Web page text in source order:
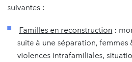
suivantes :
Familles en reconstruction :
suite à une séparation, femmes
violences intrafamiliales,